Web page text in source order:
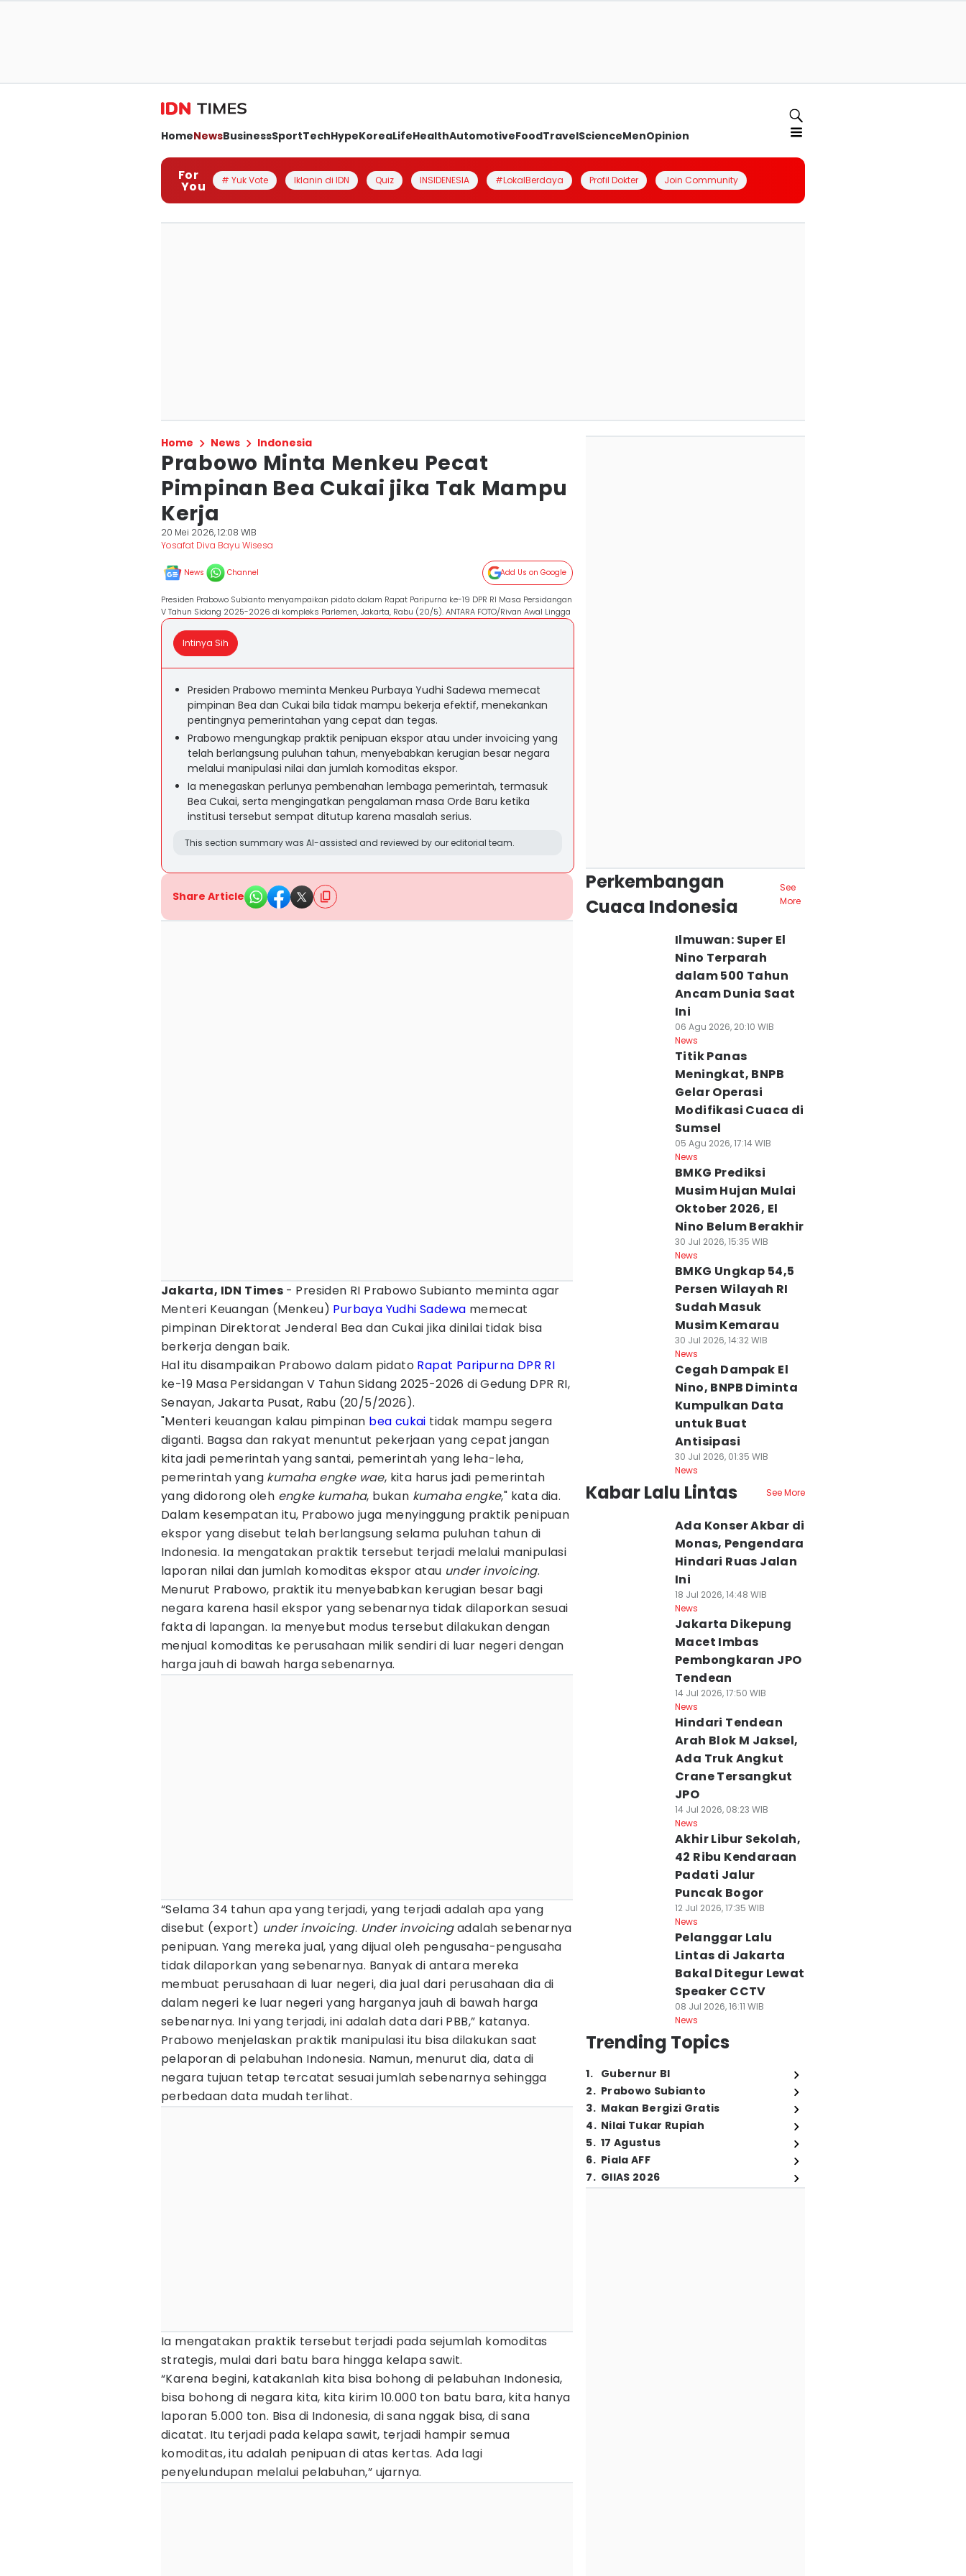
HomeNewsBusinessSportTechHypeKoreaLifeHealthAutomotiveFoodTravelScienceMenOpinion
For
You # Yuk Vote Iklanin di IDN Quiz INSIDENESIA #LokalBerdaya Profil Dokter Join Community
Home News Indonesia
Prabowo Minta Menkeu Pecat
Pimpinan Bea Cukai jika Tak Mampu
Kerja
20 Mei 2026, 12:08 WIB
Yosafat Diva Bayu Wisesa
News Channel Add Us on Google
Presiden Prabowo Subianto menyampaikan pidato dalam Rapat Paripurna ke-19 DPR RI Masa Persidangan
V Tahun Sidang 2025-2026 di kompleks Parlemen, Jakarta, Rabu (20/5). ANTARA FOTO/Rivan Awal Lingga
Intinya Sih
Presiden Prabowo meminta Menkeu Purbaya Yudhi Sadewa memecat
pimpinan Bea dan Cukai bila tidak mampu bekerja efektif, menekankan
pentingnya pemerintahan yang cepat dan tegas.
Prabowo mengungkap praktik penipuan ekspor atau under invoicing yang
telah berlangsung puluhan tahun, menyebabkan kerugian besar negara
melalui manipulasi nilai dan jumlah komoditas ekspor.
Ia menegaskan perlunya pembenahan lembaga pemerintah, termasuk
Bea Cukai, serta mengingatkan pengalaman masa Orde Baru ketika
institusi tersebut sempat ditutup karena masalah serius.
This section summary was AI-assisted and reviewed by our editorial team.
Share Article
Jakarta, IDN Times - Presiden RI Prabowo Subianto meminta agar
Menteri Keuangan (Menkeu) Purbaya Yudhi Sadewa memecat
pimpinan Direktorat Jenderal Bea dan Cukai jika dinilai tidak bisa
berkerja dengan baik.
Hal itu disampaikan Prabowo dalam pidato Rapat Paripurna DPR RI
ke-19 Masa Persidangan V Tahun Sidang 2025-2026 di Gedung DPR RI,
Senayan, Jakarta Pusat, Rabu (20/5/2026).
"Menteri keuangan kalau pimpinan bea cukai tidak mampu segera
diganti. Bagsa dan rakyat menuntut pekerjaan yang cepat jangan
kita jadi pemerintah yang santai, pemerintah yang leha-leha,
pemerintah yang kumaha engke wae, kita harus jadi pemerintah
yang didorong oleh engke kumaha, bukan kumaha engke," kata dia.
Dalam kesempatan itu, Prabowo juga menyinggung praktik penipuan
ekspor yang disebut telah berlangsung selama puluhan tahun di
Indonesia. Ia mengatakan praktik tersebut terjadi melalui manipulasi
laporan nilai dan jumlah komoditas ekspor atau under invoicing.
Menurut Prabowo, praktik itu menyebabkan kerugian besar bagi
negara karena hasil ekspor yang sebenarnya tidak dilaporkan sesuai
fakta di lapangan. Ia menyebut modus tersebut dilakukan dengan
menjual komoditas ke perusahaan milik sendiri di luar negeri dengan
harga jauh di bawah harga sebenarnya.
“Selama 34 tahun apa yang terjadi, yang terjadi adalah apa yang
disebut (export) under invoicing. Under invoicingadalah sebenarnya
penipuan. Yang mereka jual, yang dijual oleh pengusaha-pengusaha
tidak dilaporkan yang sebenarnya. Banyak di antara mereka
membuat perusahaan di luar negeri, dia jual dari perusahaan dia di
dalam negeri ke luar negeri yang harganya jauh di bawah harga
sebenarnya. Ini yang terjadi, ini adalah data dari PBB,” katanya.
Prabowo menjelaskan praktik manipulasi itu bisa dilakukan saat
pelaporan di pelabuhan Indonesia. Namun, menurut dia, data di
negara tujuan tetap tercatat sesuai jumlah sebenarnya sehingga
perbedaan data mudah terlihat.
Ia mengatakan praktik tersebut terjadi pada sejumlah komoditas
strategis, mulai dari batu bara hingga kelapa sawit.
“Karena begini, katakanlah kita bisa bohong di pelabuhan Indonesia,
bisa bohong di negara kita, kita kirim 10.000 ton batu bara, kita hanya
laporan 5.000 ton. Bisa di Indonesia, di sana nggak bisa, di sana
dicatat. Itu terjadi pada kelapa sawit, terjadi hampir semua
komoditas, itu adalah penipuan di atas kertas. Ada lagi
penyelundupan melalui pelabuhan,” ujarnya.
Perkembangan
Cuaca Indonesia
See
More
Ilmuwan: Super El
Nino Terparah
dalam 500 Tahun
Ancam Dunia Saat
Ini
06 Agu 2026, 20:10 WIB
News
Titik Panas
Meningkat, BNPB
Gelar Operasi
Modifikasi Cuaca di
Sumsel
05 Agu 2026, 17:14 WIB
News
BMKG Prediksi
Musim Hujan Mulai
Oktober 2026, El
Nino Belum Berakhir
30 Jul 2026, 15:35 WIB
News
BMKG Ungkap 54,5
Persen Wilayah RI
Sudah Masuk
Musim Kemarau
30 Jul 2026, 14:32 WIB
News
Cegah Dampak El
Nino, BNPB Diminta
Kumpulkan Data
untuk Buat
Antisipasi
30 Jul 2026, 01:35 WIB
News
Kabar Lalu Lintas See More
Ada Konser Akbar di
Monas, Pengendara
Hindari Ruas Jalan
Ini
18 Jul 2026, 14:48 WIB
News
Jakarta Dikepung
Macet Imbas
Pembongkaran JPO
Tendean
14 Jul 2026, 17:50 WIB
News
Hindari Tendean
Arah Blok M Jaksel,
Ada Truk Angkut
Crane Tersangkut
JPO
14 Jul 2026, 08:23 WIB
News
Akhir Libur Sekolah,
42 Ribu Kendaraan
Padati Jalur
Puncak Bogor
12 Jul 2026, 17:35 WIB
News
Pelanggar Lalu
Lintas di Jakarta
Bakal Ditegur Lewat
Speaker CCTV
08 Jul 2026, 16:11 WIB
News
Trending Topics
1. Gubernur BI
2. Prabowo Subianto
3. Makan Bergizi Gratis
4. Nilai Tukar Rupiah
5. 17 Agustus
6. Piala AFF
7. GIIAS 2026